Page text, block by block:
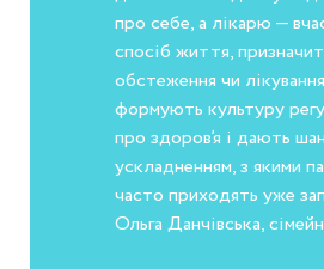
про себе, а лікарю —
спосіб життя,
обстеження чи
формують культуру
про здоров’я і дають
ускладненням, з якими
часто приходять уже
Ольга Данчівська,